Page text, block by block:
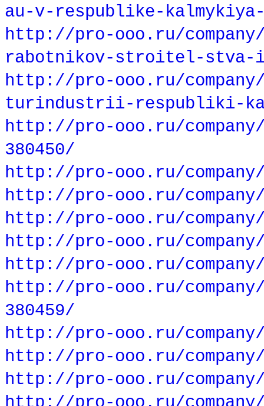
au-v-respublike-kalmykiya-
http://pro-ooo.ru/
rabotnikov-stroitel-stva-i-
http://pro-ooo.ru/
turindustrii-respubliki-
http://pro-ooo.ru/
380450/
http://pro-ooo.ru/
http://pro-ooo.ru/
http://pro-ooo.ru/
http://pro-ooo.ru/company/
http://pro-ooo.ru/
http://pro-ooo.ru/
380459/
http://pro-ooo.ru/
http://pro-ooo.ru/
http://pro-ooo.ru/company/